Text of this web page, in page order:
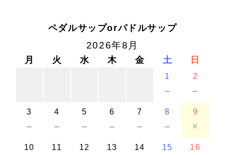
ペダルサップorパドルサップ
2026年8月
月 火 水 木 金 土 日
1
－
2
－
3
－
4
－
5
－
6
－
7
－
8
－
9
×
10 11 12 13 14 15 16